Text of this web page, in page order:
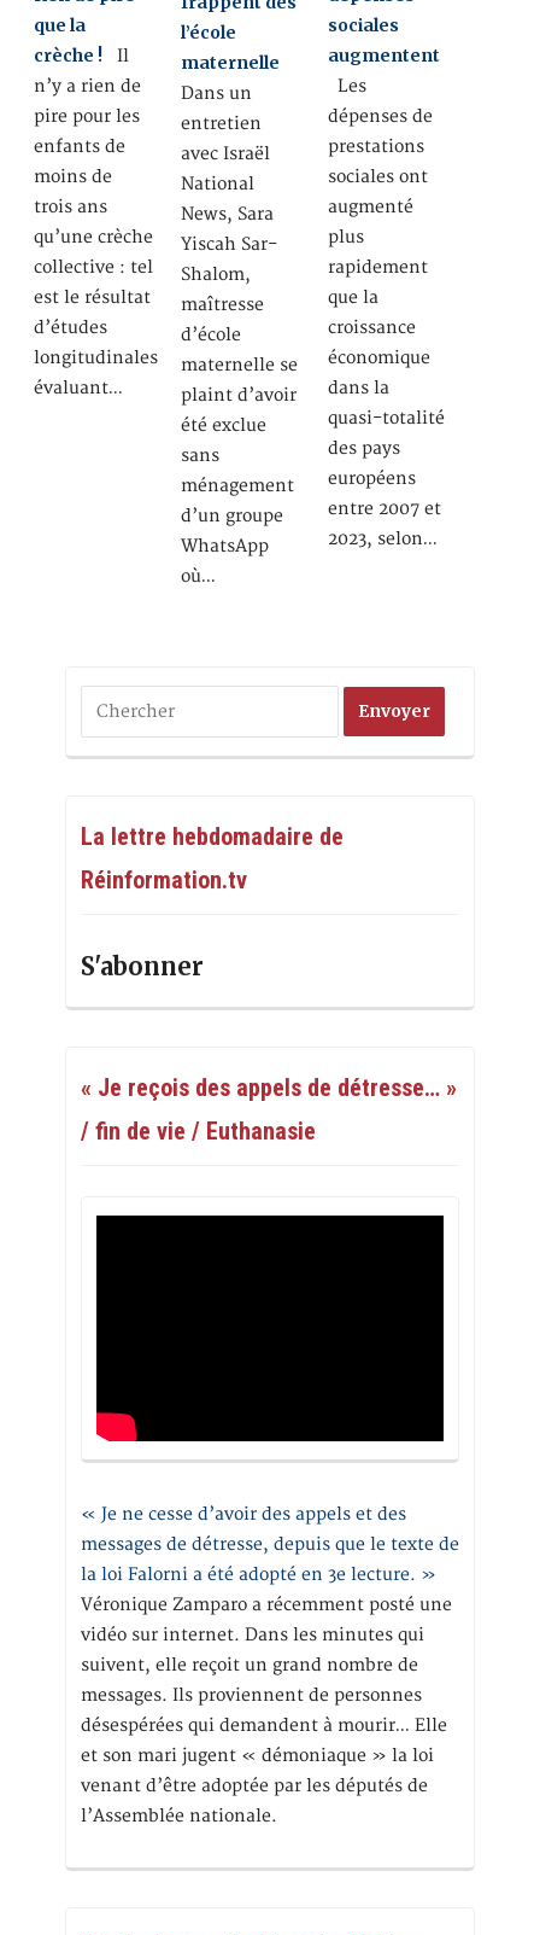
que la
crèche ! Il
n’y a rien de
pire pour les
enfants de
moins de
trois ans
qu’une crèche
collective : tel
est le résultat
d’études
longitudinales
évaluant…
l’école
maternelle
Dans un
entretien
avec Israël
National
News, Sara
Yiscah Sar-
Shalom,
maîtresse
d’école
maternelle se
plaint d’avoir
été exclue
sans
ménagement
d’un groupe
WhatsApp
où…
sociales
augmentent
Les
dépenses de
prestations
sociales ont
augmenté
plus
rapidement
que la
croissance
économique
dans la
quasi-totalité
des pays
européens
entre 2007 et
2023, selon…
La lettre hebdomadaire de
Réinformation.tv
S'abonner
« Je reçois des appels de détresse… »
/ fin de vie / Euthanasie
« Je ne cesse d’avoir des appels et des
messages de détresse, depuis que le texte de
la loi Falorni a été adopté en 3e lecture. »
Véronique Zamparo a récemment posté une
vidéo sur internet. Dans les minutes qui
suivent, elle reçoit un grand nombre de
messages. Ils proviennent de personnes
désespérées qui demandent à mourir… Elle
et son mari jugent « démoniaque » la loi
venant d’être adoptée par les députés de
l’Assemblée nationale.